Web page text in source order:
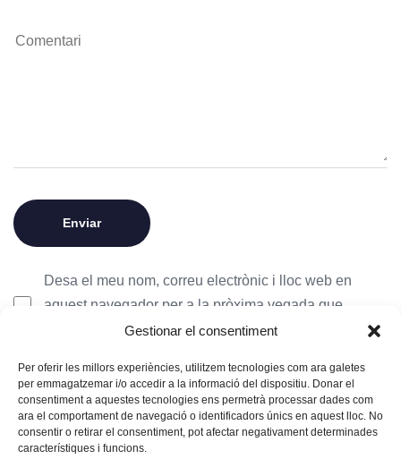
Gestionar el consentiment
Per oferir les millors experiències, utilitzem tecnologies com ara galetes
per emmagatzemar i/o accedir a la informació del dispositiu. Donar el
consentiment a aquestes tecnologies ens permetrà processar dades com
ara el comportament de navegació o identificadors únics en aquest lloc. No
consentir o retirar el consentiment, pot afectar negativament determinades
característiques i funcions.
Desa el meu nom, correu electrònic i lloc web en
aquest navegador per a la pròxima vegada que